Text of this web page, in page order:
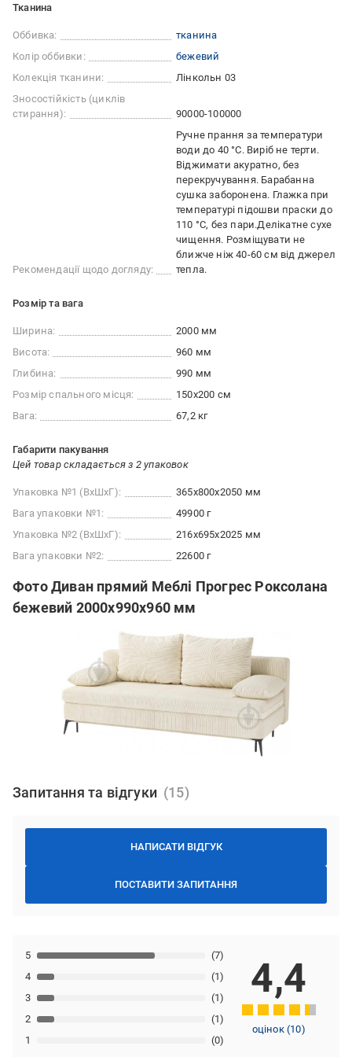
Тканина
Оббивка:
тканина
Колір оббивки:
бежевий
Колекція тканини:
Лінкольн 03
Зносостійкість (циклів
стирання):
90000-100000
Рекомендації щодо догляду:
Ручне прання за температури
води до 40 °C. Виріб не терти.
Віджимати акуратно, без
перекручування. Барабанна
сушка заборонена. Глажка при
температурі підошви праски до
110 °C, без пари.Делікатне сухе
чищення. Розміщувати не
ближче ніж 40-60 см від джерел
тепла.
Розмір та вага
Ширина:
2000 мм
Висота:
960 мм
Глибина:
990 мм
Розмір спального місця:
150x200 см
Вага:
67,2 кг
Габарити пакування
Цей товар складається з 2 упаковок
Упаковка №1 (ВхШхГ):
365x800x2050 мм
Вага упаковки №1:
49900 г
Упаковка №2 (ВхШхГ):
216x695x2025 мм
Вага упаковки №2:
22600 г
Фото Диван прямий Меблі Прогрес Роксолана
бежевий 2000x990x960 мм
Запитання та відгуки
НАПИСАТИ ВІДГУК
ПОСТАВИТИ ЗАПИТАННЯ
1 (0)
2 (1)
3 (1)
4 (1)
5 (7)
4,4
оцінок (10)